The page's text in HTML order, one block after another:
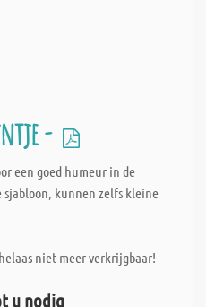
-
een goed humeur in de
kunnen zelfs kleine
niet meer verkrijgbaar!
u nodig